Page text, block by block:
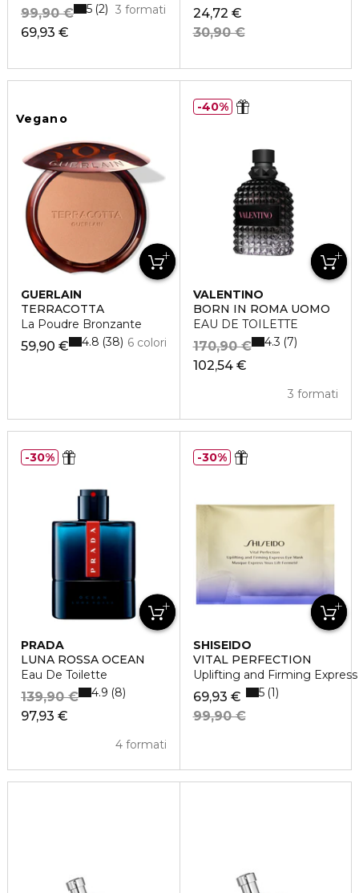
69,93 €
99,90 € 3 formati
5 2
24,72 €
30,90 €
Vegano
GUERLAIN
TERRACOTTA
La Poudre Bronzante
59,90 € 6 colori
4.8 38
VALENTINO
BORN IN ROMA UOMO
EAU DE TOILETTE
102,54 €
170,90 €
3 formati
4.3 7
40%
PRADA
LUNA ROSSA OCEAN
Eau De Toilette
97,93 €
139,90 €
4 formati
4.9 8
30%
SHISEIDO
VITAL PERFECTION
Uplifting and Firming
69,93 €
99,90 €
5 1
30%